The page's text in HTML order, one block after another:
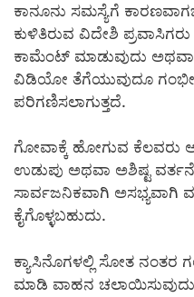
ಕಾನೂನು ಸಮಸ್ಯೆಗೆ
ಕುಳಿತಿರುವ ವಿದೇಶಿ
ಕಾಮೆಂಟ್ ಮಾಡುವುದು
ವಿಡಿಯೋ ತೆಗೆಯುವುದೂ
ಪರಿಗಣಿಸಲಾಗುತ್ತದೆ.
ಗೋವಾಕ್ಕೆ ಹೋಗುವ ಕೆಲವರು
ಉಡುಪು ಅಥವಾ ಅಶಿಷ್ಟ ವರ್ತನೆ
ಸಾರ್ವಜನಿಕವಾಗಿ ಅಸಭ್ಯವಾಗಿ
ಕೈಗೊಳ್ಳಬಹುದು.
ಕ್ಯಾಸಿನೊಗಳಲ್ಲಿ ಸೋತ ನಂತರ
ಮಾಡಿ ವಾಹನ